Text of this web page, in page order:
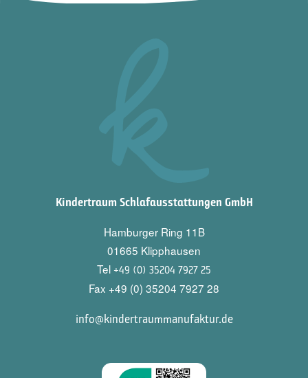
Kindertraum Schlafausstattungen GmbH
Hamburger Ring 11B
01665 Klipphausen
Tel +49 (0) 35204 7927 25
Fax +49 (0) 35204 7927 28
info@kindertraummanufaktur.de